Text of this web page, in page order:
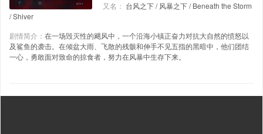
又名： 台风之下 / 风暴之下 / Beneath the Storm
/ Shiver
剧情简介： 在一场毁灭性的飓风中，一个沿海小镇正奋力对抗大自然的愤怒以
及鲨鱼的袭击。在倾盆大雨、飞散的残骸和伸手不见五指的黑暗中，他们团结
一心，勇敢面对致命的掠食者，努力在风暴中生存下来。